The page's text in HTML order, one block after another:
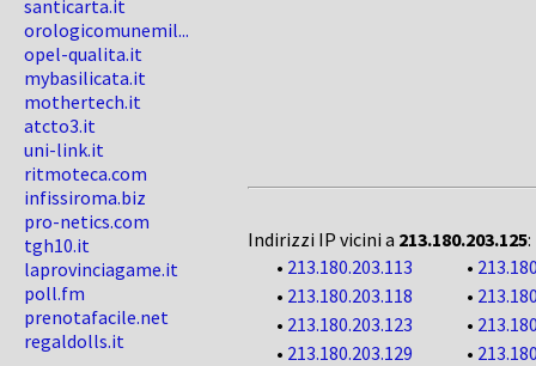
santicarta.it
orologicomunemil...
opel-qualita.it
mybasilicata.it
mothertech.it
atcto3.it
uni-link.it
ritmoteca.com
infissiroma.biz
pro-netics.com
tgh10.it
laprovinciagame.it
poll.fm
prenotafacile.net
regaldolls.it
Indirizzi IP vicini a 213.180.203.125:
• 213.180.203.113 •
• 213.180.203.118 •
• 213.180.203.123 •
• 213.180.203.129 •